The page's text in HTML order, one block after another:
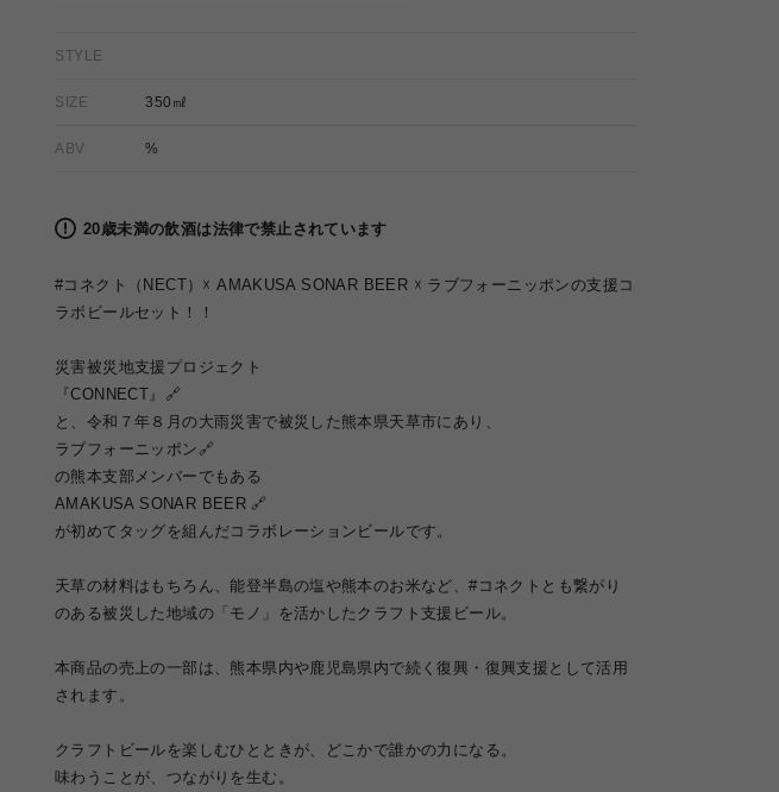
STYLE
SIZE 350㎖
ABV %
20歳未満の飲酒は法律で禁止されています
#コネクト（NECT）☓ AMAKUSA SONAR BEER ☓ ラブフォーニッポンの支援コ
ラボビールセット！！
災害被災地支援プロジェクト
『CONNECT』🔗
と、令和７年８月の大雨災害で被災した熊本県天草市にあり、
ラブフォーニッポン🔗
の熊本支部メンバーでもある
AMAKUSA SONAR BEER 🔗
が初めてタッグを組んだコラボレーションビールです。
天草の材料はもちろん、能登半島の塩や熊本のお米など、#コネクトとも繋がり
のある被災した地域の「モノ」を活かしたクラフト支援ビール。
本商品の売上の一部は 、熊本県内や鹿児島県内で続く復興・復興支援 として活用
されます 。
クラフトビールを楽しむひとときが、どこかで誰かの力になる。
味わうことが、つながりを生む。